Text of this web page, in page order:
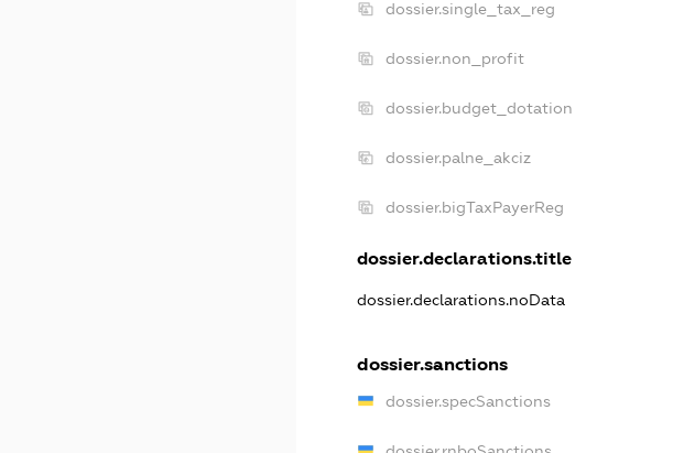
dossier.single_tax_reg
dossier.non_profit
dossier.budget_dotation
dossier.palne_akciz
dossier.bigTaxPayerReg
dossier.declarations.title
dossier.declarations.noData
dossier.sanctions
dossier.specSanctions